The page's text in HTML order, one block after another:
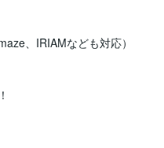
、IRIAMなども対応）